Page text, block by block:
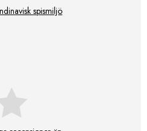
spismiljö